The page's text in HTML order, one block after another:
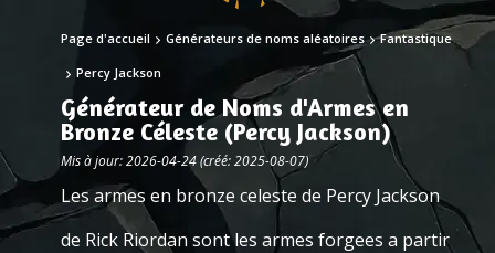
Page d'accueil Générateurs de noms aléatoires Fantastique
Percy Jackson
Générateur de Noms d'Armes en
Bronze Céleste (Percy Jackson)
Mis à jour: 2026-04-24 (créé: 2025-08-07)
Les armes en bronze celeste de Percy Jackson
de Rick Riordan sont les armes forgees a partir